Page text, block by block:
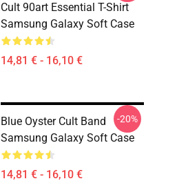
Cult 90art Essential T-Shirt
Samsung Galaxy Soft Case
14,81 € - 16,10 €
Blue Oyster Cult Band
Samsung Galaxy Soft Case
14,81 € - 16,10 €
-20%